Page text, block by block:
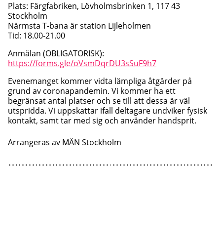
Plats: Färgfabriken, Lövholmsbrinken 1, 117 43
Stockholm
Närmsta T-bana är station Lijleholmen
Tid: 18.00-21.00
Anmälan (OBLIGATORISK):
https://forms.gle/oVsmDqrDU3sSuF9h7
Evenemanget kommer vidta lämpliga åtgärder på
grund av coronapandemin. Vi kommer ha ett
begränsat antal platser och se till att dessa är väl
utspridda. Vi uppskattar ifall deltagare undviker fysisk
kontakt, samt tar med sig och använder handsprit.
Arrangeras av MÄN Stockholm